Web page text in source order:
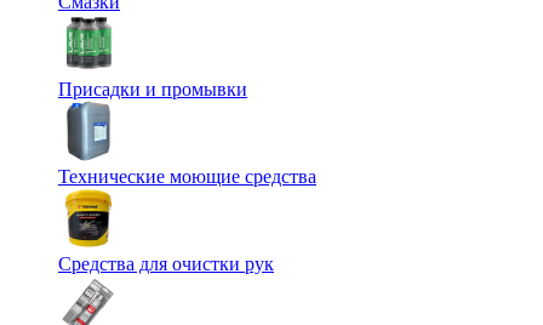
Присадки и промывки
Технические моющие средства
Средства для очистки рук